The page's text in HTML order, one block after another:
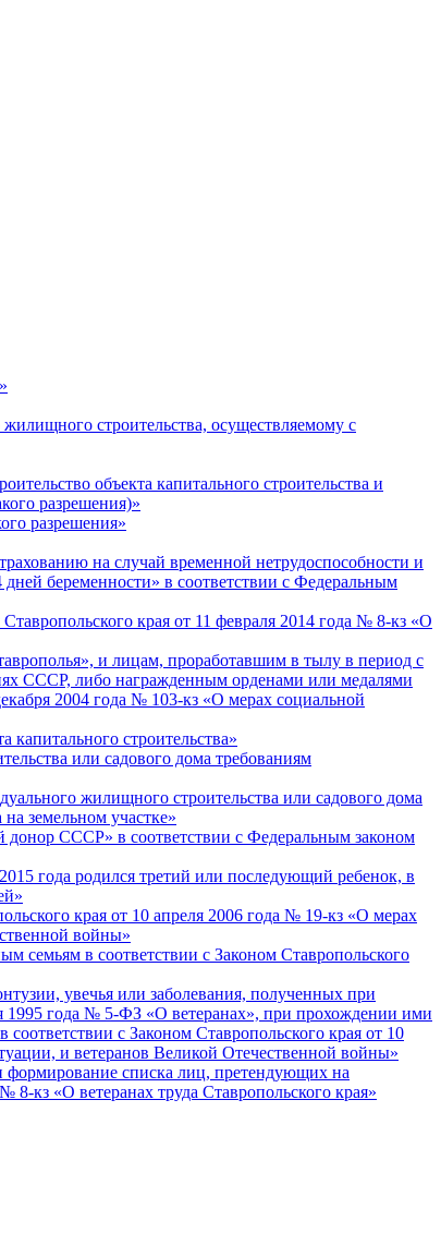
строительства, осуществляемому с
объекта капитального строительства и
разрешения)»
разрешения»
на случай временной нетрудоспособности и
беременности» в соответствии с Федеральным
края от 11 февраля 2014 года № 8-кз «О
и лицам, проработавшим в тылу в период с
СССР, либо награжденным орденами или медалями
2004 года № 103-кз «О мерах социальной
капитального строительства»
или садового дома требованиям
жилищного строительства или садового дома
земельном участке»
СССР» в соответствии с Федеральным законом
года родился третий или последующий ребенок, в
края от 10 апреля 2006 года № 19-кз «О мерах
войны»
семьям в соответствии с Законом Ставропольского
увечья или заболевания, полученных при
1995 года № 5-ФЗ «О ветеранах», при прохождении ими
с Законом Ставропольского края от 10
и ветеранов Великой Отечественной войны»
формирование списка лиц, претендующих на
8-кз «О ветеранах труда Ставропольского края»